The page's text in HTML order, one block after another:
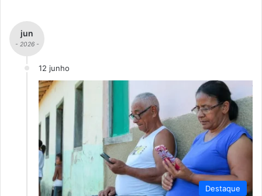
jun
- 2026 -
12 junho
Destaque